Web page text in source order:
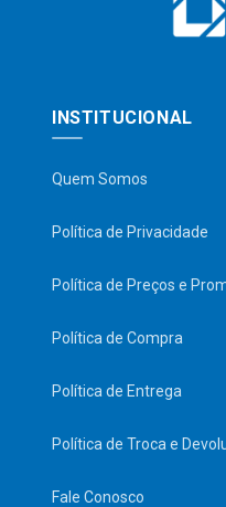
INSTITUCIONAL
Quem Somos
Política de Privacidade
Política de Preços e
Política de Compra
Política de Entrega
Política de Troca e
Fale Conosco